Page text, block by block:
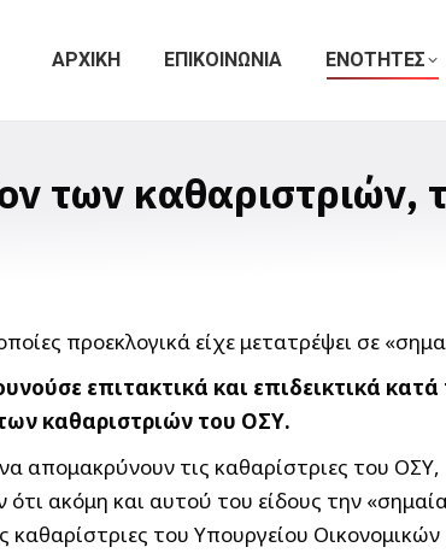
ΑΡΧΙΚΗ ΕΠΙΚΟΙΝΩΝΙΑ ΕΝΟΤΗΤΕΣ
των καθαριστριών,
επιτακτικά και επιδεικτικά
καθαριστριών του ΟΣΥ.
απομακρύνουν τις καθαρίστριες του
ακόμη και αυτού του είδους την
του Υπουργείου